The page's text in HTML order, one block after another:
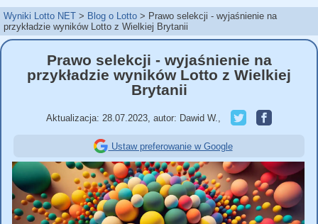
Wyniki Lotto NET Blog o Lotto
Prawo selekcji - wyjaśnienie na
przykładzie wyników Lotto z Wielkiej Brytanii
Prawo selekcji - wyjaśnienie na
przykładzie wyników Lotto z Wielkiej
Brytanii
Aktualizacja: 28.07.2023 autor: Dawid W.
Ustaw preferowanie w Google